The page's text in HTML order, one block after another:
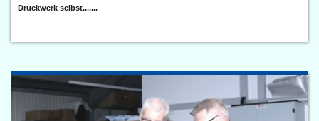
Druckwerk selbst.......